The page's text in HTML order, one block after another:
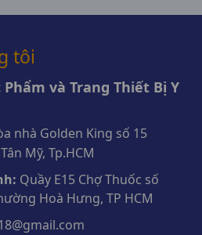
tôi
và Trang Thiết Bị Y
nhà Golden King số 15
Mỹ, Tp.HCM
Quầy E15 Chợ Thuốc số
Hoà Hưng, TP HCM